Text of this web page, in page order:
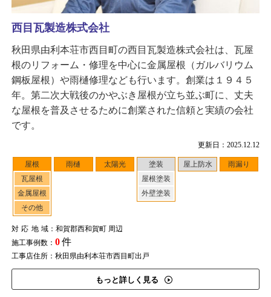
更新日：2025.12.12
屋根
瓦屋根
金属屋根
その他
雨樋 太陽光
塗装
屋根塗装
外壁塗装
屋上防水 雨漏り
対応地域：和賀郡西和賀町 周辺
施工事例数： 0件
工事店住所：秋田県由利本荘市西目町出戸
もっと詳しく見る
西目瓦製造株式会社
秋田県由利本荘市西目町の西目瓦製造株式会社は、瓦屋
根のリフォーム・修理を中心に金属屋根（ガルバリウム
鋼板屋根）や雨樋修理なども行います。創業は１９４５
年。第二次大戦後のかやぶき屋根が立ち並ぶ町に、丈夫
な屋根を普及させるために創業された信頼と実績の会社
です。